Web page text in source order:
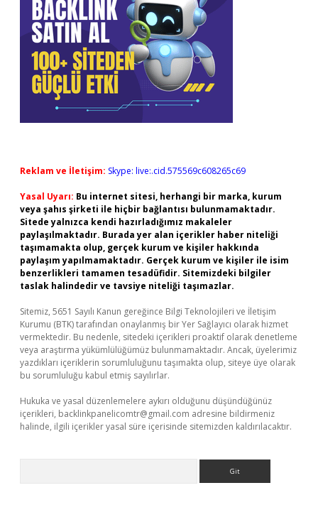
Reklam ve İletişim: Skype: live:.cid.575569c608265c69
Yasal Uyarı: Bu internet sitesi, herhangi bir marka, kurum
veya şahıs şirketi ile hiçbir bağlantısı bulunmamaktadır.
Sitede yalnızca kendi hazırladığımız makaleler
paylaşılmaktadır. Burada yer alan içerikler haber niteliği
taşımamakta olup, gerçek kurum ve kişiler hakkında
paylaşım yapılmamaktadır. Gerçek kurum ve kişiler ile isim
benzerlikleri tamamen tesadüfidir. Sitemizdeki bilgiler
taslak halindedir ve tavsiye niteliği taşımazlar.
Sitemiz, 5651 Sayılı Kanun gereğince Bilgi Teknolojileri ve İletişim
Kurumu (BTK) tarafından onaylanmış bir Yer Sağlayıcı olarak hizmet
vermektedir. Bu nedenle, sitedeki içerikleri proaktif olarak denetleme
veya araştırma yükümlülüğümüz bulunmamaktadır. Ancak, üyelerimiz
yazdıkları içeriklerin sorumluluğunu taşımakta olup, siteye üye olarak
bu sorumluluğu kabul etmiş sayılırlar.
Hukuka ve yasal düzenlemelere aykırı olduğunu düşündüğünüz
içerikleri, backlinkpanelicomtr@gmail.com adresine bildirmeniz
halinde, ilgili içerikler yasal süre içerisinde sitemizden kaldırılacaktır.